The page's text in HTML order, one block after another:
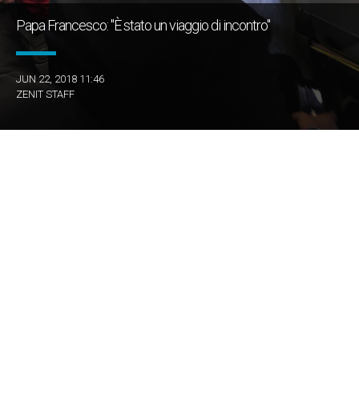
Papa Francesco: "È stato un viaggio di incontro"
JUN 22, 2018 11:46
ZENIT STAFF